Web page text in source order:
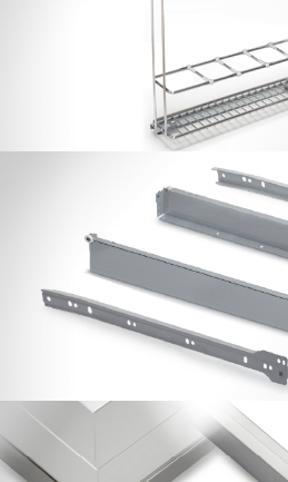
Botellero
Guías Cajón